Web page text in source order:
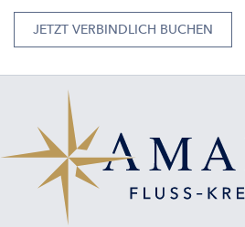
JETZT VERBINDLICH BUCHEN